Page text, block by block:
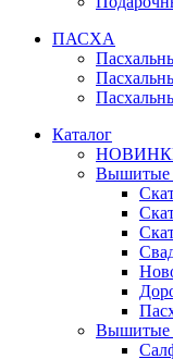
ПАСХА
Каталог
Вышитые
Вышитые